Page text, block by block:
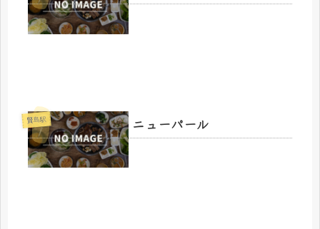
賢島駅 ニューパール